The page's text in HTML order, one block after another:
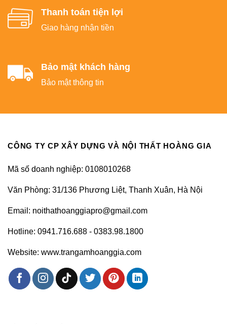
Thanh toán tiện lợi
Giao hàng nhận tiền
Bảo mật khách hàng
Bảo mật thông tin
CÔNG TY CP XÂY DỰNG VÀ NỘI THẤT HOÀNG GIA
Mã số doanh nghiệp: 0108010268
Văn Phòng: 31/136 Phương Liệt, Thanh Xuân, Hà Nội
Email: noithathoanggiapro@gmail.com
Hotline: 0941.716.688 - 0383.98.1800
Website: www.trangamhoanggia.com